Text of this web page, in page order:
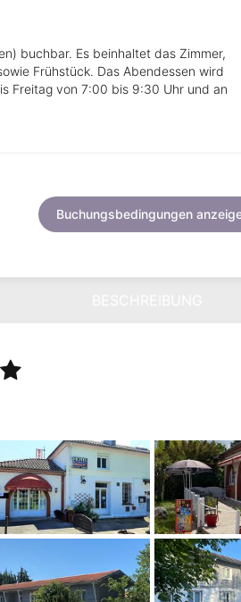
buchbar. Es beinhaltet das Zimmer,
Frühstück. Das Abendessen wird
Freitag von 7:00 bis 9:30 Uhr und an
Buchungsbedingungen